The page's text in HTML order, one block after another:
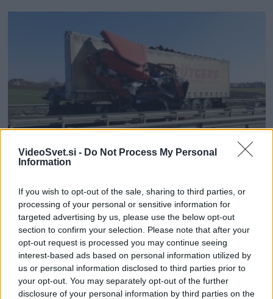
VideoSvet.si - Do Not Process My Personal
Information
If you wish to opt-out of the sale, sharing to third parties, or
processing of your personal or sensitive information for
targeted advertising by us, please use the below opt-out
section to confirm your selection. Please note that after your
opt-out request is processed you may continue seeing
interest-based ads based on personal information utilized by
us or personal information disclosed to third parties prior to
your opt-out. You may separately opt-out of the further
disclosure of your personal information by third parties on the
Zadrogirana
vinjena
dni
nazaj
s
kraja
AKTUALNO SVET
izmaličena
Urednik
16/02/2023
V hudi prometni nesreči, ki se je v sredo zgodila na avtocesti v
Romuniji, je kabino tovornjaka izmaličilo do neprepoznavnosti....
Read MoreRead
more
about
Huda